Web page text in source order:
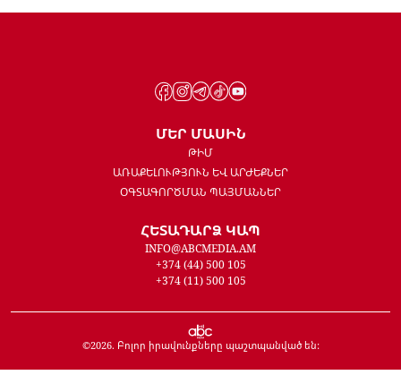
ՄԵՐ ՄԱՍԻՆ
ԹԻՄ
ԱՌԱՔԵԼՈՒԹՅՈՒՆ ԵՎ ԱՐԺԵՔՆԵՐ
ՕԳՏԱԳՈՐԾՄԱՆ ՊԱՅՄԱՆՆԵՐ
ՀԵՏԱԴԱՐՁ ԿԱՊ
INFO@ABCMEDIA.AM
+374 (44) 500 105
+374 (11) 500 105
©2026. Բոլոր իրավունքները պաշտպանված են: